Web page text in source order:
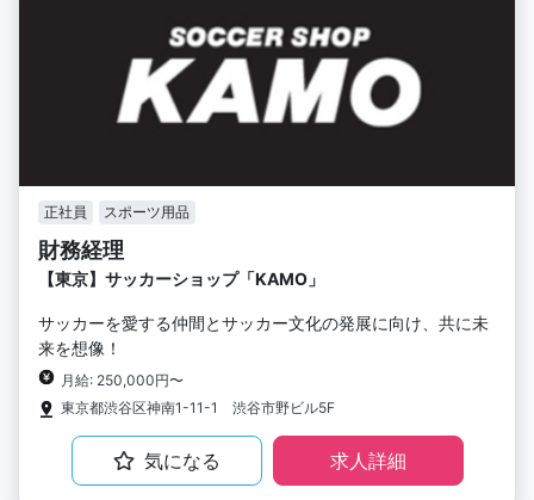
正社員 スポーツ用品
財務経理
【東京】サッカーショップ「KAMO」
サッカーを愛する仲間とサッカー文化の発展に向け、共に未
来を想像！
月給: 250,000円〜
東京都渋谷区神南1-11-1 渋谷市野ビル5F
気になる 求人詳細